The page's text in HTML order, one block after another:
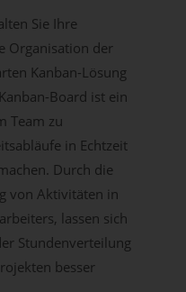
Sie Ihre
Organisation der
Kanban-Lösung
Board ist ein
Team zu
in Echtzeit
Durch die
von Aktivitäten in
lassen sich
Stundenverteilung
besser